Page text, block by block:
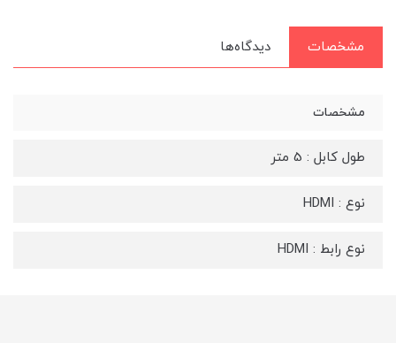
مشخصات دیدگاه‌ها
مشخصات
طول کابل : 5 متر
نوع : HDMI
نوع رابط : HDMI